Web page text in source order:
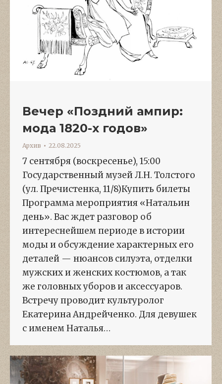
Вечер «Поздний ампир:
мода 1820-х годов»
Архив 22.08.2025
7 сентября (воскресенье), 15:00
Государственный музей Л.Н. Толстого
(ул. Пречистенка, 11/8)Купить билеты
Программа мероприятия «Натальин
день». Вас ждет разговор об
интереснейшем периоде в истории
моды и обсуждение характерных его
деталей — нюансов силуэта, отделки
мужских и женских костюмов, а так
же головных уборов и аксессуаров.
Встречу проводит культуролог
Екатерина Андрейченко. Для девушек
с именем Наталья…